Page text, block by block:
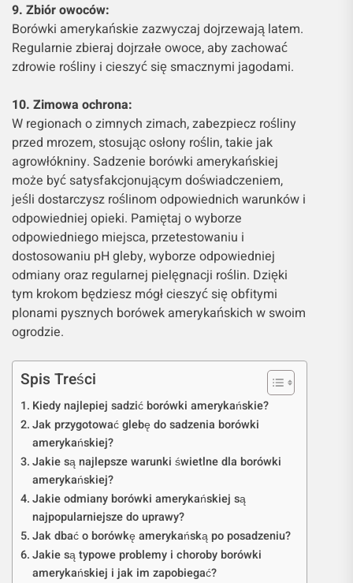
9. Zbiór owoców:
Borówki amerykańskie zazwyczaj dojrzewają latem.
Regularnie zbieraj dojrzałe owoce, aby zachować
zdrowie rośliny i cieszyć się smacznymi jagodami.
10. Zimowa ochrona:
W regionach o zimnych zimach, zabezpiecz rośliny
przed mrozem, stosując osłony roślin, takie jak
agrowłókniny. Sadzenie borówki amerykańskiej
może być satysfakcjonującym doświadczeniem,
jeśli dostarczysz roślinom odpowiednich warunków i
odpowiedniej opieki. Pamiętaj o wyborze
odpowiedniego miejsca, przetestowaniu i
dostosowaniu pH gleby, wyborze odpowiedniej
odmiany oraz regularnej pielęgnacji roślin. Dzięki
tym krokom będziesz mógł cieszyć się obfitymi
plonami pysznych borówek amerykańskich w swoim
ogrodzie.
Spis Treści
Kiedy najlepiej sadzić borówki amerykańskie?
Jak przygotować glebę do sadzenia borówki
amerykańskiej?
Jakie są najlepsze warunki świetlne dla borówki
amerykańskiej?
Jakie odmiany borówki amerykańskiej są
najpopularniejsze do uprawy?
Jak dbać o borówkę amerykańską po posadzeniu?
Jakie są typowe problemy i choroby borówki
amerykańskiej i jak im zapobiegać?